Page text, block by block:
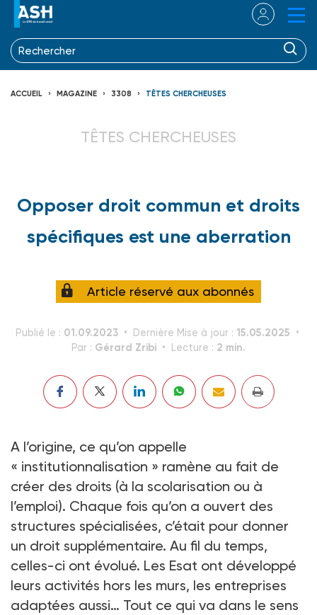
ACCUEIL MAGAZINE 3308 TÊTES CHERCHEUSES
TÊTES CHERCHEUSES
Opposer droit commun et droits
spécifiques est une aberration
Article réservé aux abonnés
Publié le : 01.09.2023 Dernière Mise à jour : 15.05.2025
Par : Gérard Zribi Lecture : 2 min.
A l’origine, ce qu’on appelle
« institutionnalisation » ramène au fait de
créer des droits (à la scolarisation ou à
l’emploi). Chaque fois qu’on a ouvert des
structures spécialisées, c’était pour donner
un droit supplémentaire. Au fil du temps,
celles-ci ont évolué. Les Esat ont développé
leurs activités hors les murs, les entreprises
adaptées aussi… Tout ce qui va dans le sens